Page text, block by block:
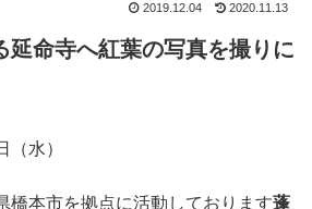
2019.12.04 2020.11.13
延命寺へ紅葉の写真を撮りに
（水）
橋本市を拠点に活動しております蓬